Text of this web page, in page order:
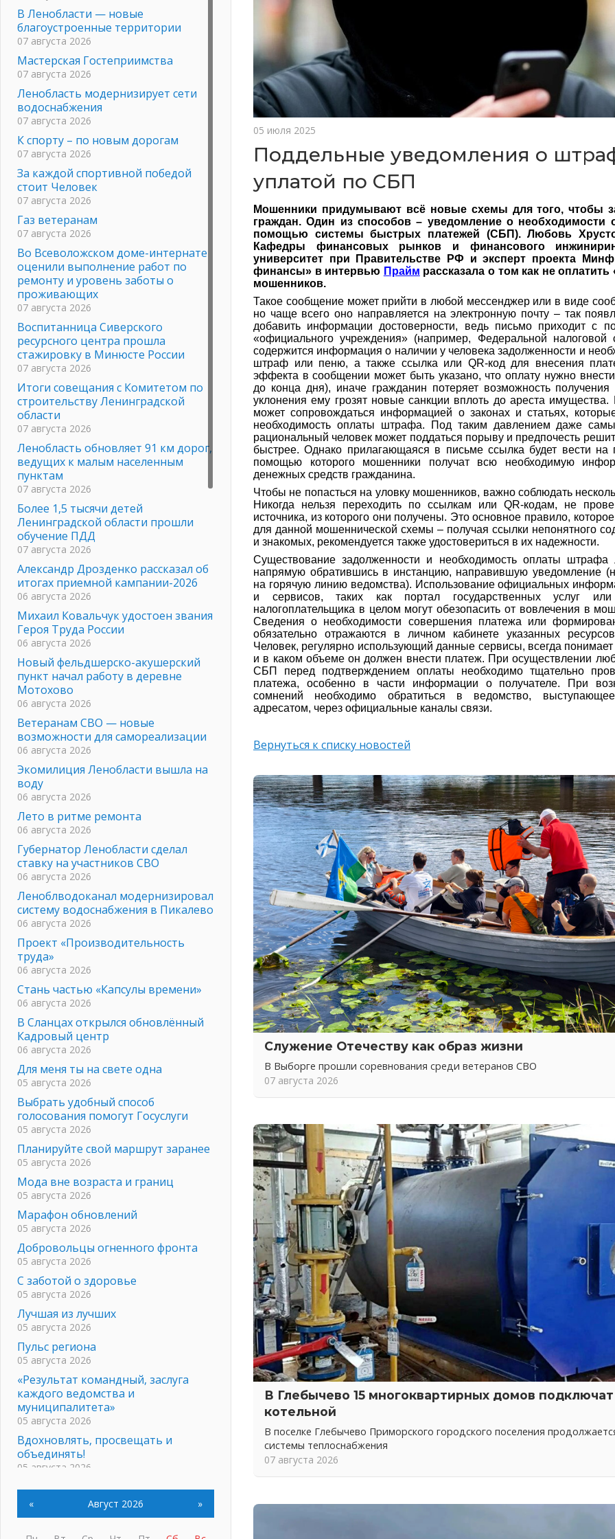
05 июля 2025
Поддельные уведомления о
уплатой по СБП
Мошенники придумывают всё новые схемы для того, чтобы
граждан. Один из способов – уведомление о необходимости
помощью системы быстрых платежей (СБП). Любовь
Кафедры финансовых рынков и финансового
университет при Правительстве РФ и эксперт проекта
финансы» в интервью Прайм рассказала о том как не
мошенников.
Такое сообщение может прийти в любой мессенджер или в виде
но чаще всего оно направляется на электронную почту – так
добавить информации достоверности, ведь письмо приходит с
«официального учреждения» (например, Федеральной
содержится информация о наличии у человека задолженности и
штраф или пеню, а также ссылка или QR-код для внесения
эффекта в сообщении может быть указано, что оплату нужно
до конца дня), иначе гражданин потеряет возможность
уклонения ему грозят новые санкции вплоть до ареста имущества.
может сопровождаться информацией о законах и статьях,
необходимость оплаты штрафа. Под таким давлением даже
рациональный человек может поддаться порыву и предпочесть
быстрее. Однако прилагающаяся в письме ссылка будет вести на
помощью которого мошенники получат всю необходимую
денежных средств гражданина.
Чтобы не попасться на уловку мошенников, важно соблюдать
Никогда нельзя переходить по ссылкам или QR-кодам, не
источника, из которого они получены. Это основное правило,
для данной мошеннической схемы – получая ссылки непонятного
и знакомых, рекомендуется также удостовериться в их надежности.
Существование задолженности и необходимость оплаты штрафа
напрямую обратившись в инстанцию, направившую уведомление
на горячую линию ведомства). Использование официальных
и сервисов, таких как портал государственных услуг
налогоплательщика в целом могут обезопасить от вовлечения в
Сведения о необходимости совершения платежа или
обязательно отражаются в личном кабинете указанных
Человек, регулярно использующий данные сервисы, всегда понимает
и в каком объеме он должен внести платеж. При осуществлении
СБП перед подтверждением оплаты необходимо тщательно
платежа, особенно в части информации о получателе. При
сомнений необходимо обратиться в ведомство,
адресатом, через официальные каналы связи.
Вернуться к списку новостей
Служение Отечеству как образ жизни
В Выборге прошли соревнования среди ветеранов СВО
07 августа 2026
В Глебычево 15 многоквартирных домов подключат
котельной
В поселке Глебычево Приморского городского поселения
системы теплоснабжения
07 августа 2026
В Ленобласти — новые
благоустроенные территории
07 августа 2026
Мастерская Гостеприимства
07 августа 2026
Ленобласть модернизирует сети
водоснабжения
07 августа 2026
К спорту – по новым дорогам
07 августа 2026
За каждой спортивной победой
стоит Человек
07 августа 2026
Газ ветеранам
07 августа 2026
Во Всеволожском доме-интернате
оценили выполнение работ по
ремонту и уровень заботы о
проживающих
07 августа 2026
Воспитанница Сиверского
ресурсного центра прошла
стажировку в Минюсте России
07 августа 2026
Итоги совещания с Комитетом по
строительству Ленинградской
области
07 августа 2026
Ленобласть обновляет 91 км дорог,
ведущих к малым населенным
пунктам
07 августа 2026
Более 1,5 тысячи детей
Ленинградской области прошли
обучение ПДД
07 августа 2026
Александр Дрозденко рассказал об
итогах приемной кампании-2026
06 августа 2026
Михаил Ковальчук удостоен звания
Героя Труда России
06 августа 2026
Новый фельдшерско-акушерский
пункт начал работу в деревне
Мотохово
06 августа 2026
Ветеранам СВО — новые
возможности для самореализации
06 августа 2026
Экомилиция Ленобласти вышла на
воду
06 августа 2026
Лето в ритме ремонта
06 августа 2026
Губернатор Ленобласти сделал
ставку на участников СВО
06 августа 2026
Леноблводоканал модернизировал
систему водоснабжения в Пикалево
06 августа 2026
Проект «Производительность
труда»
06 августа 2026
Стань частью «Капсулы времени»
06 августа 2026
В Сланцах открылся обновлённый
Кадровый центр
06 августа 2026
Для меня ты на свете одна
05 августа 2026
Выбрать удобный способ
голосования помогут Госуслуги
05 августа 2026
Планируйте свой маршрут заранее
05 августа 2026
Мода вне возраста и границ
05 августа 2026
Марафон обновлений
05 августа 2026
Добровольцы огненного фронта
05 августа 2026
С заботой о здоровье
05 августа 2026
Лучшая из лучших
05 августа 2026
Пульс региона
05 августа 2026
«Результат командный, заслуга
каждого ведомства и
муниципалитета»
05 августа 2026
Вдохновлять, просвещать и
объединять!
05 августа 2026
Не оставят в беде
05 августа 2026
На лидирующих позициях
04 августа 2026
« Август 2026 »